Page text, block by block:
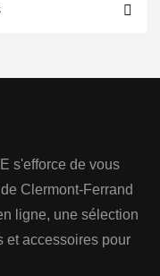
s'efforce de vous
Clermont-Ferrand
ligne, une sélection
et accessoires pour